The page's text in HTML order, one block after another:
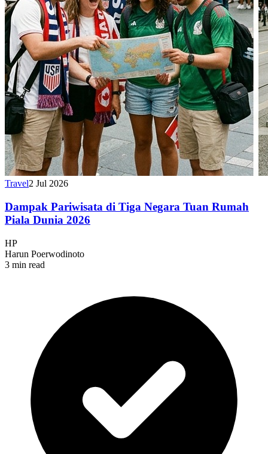
Travel2 Jul 2026
Dampak Pariwisata di Tiga Negara Tuan Rumah
Piala Dunia 2026
HP
Harun Poerwodinoto
3 min read